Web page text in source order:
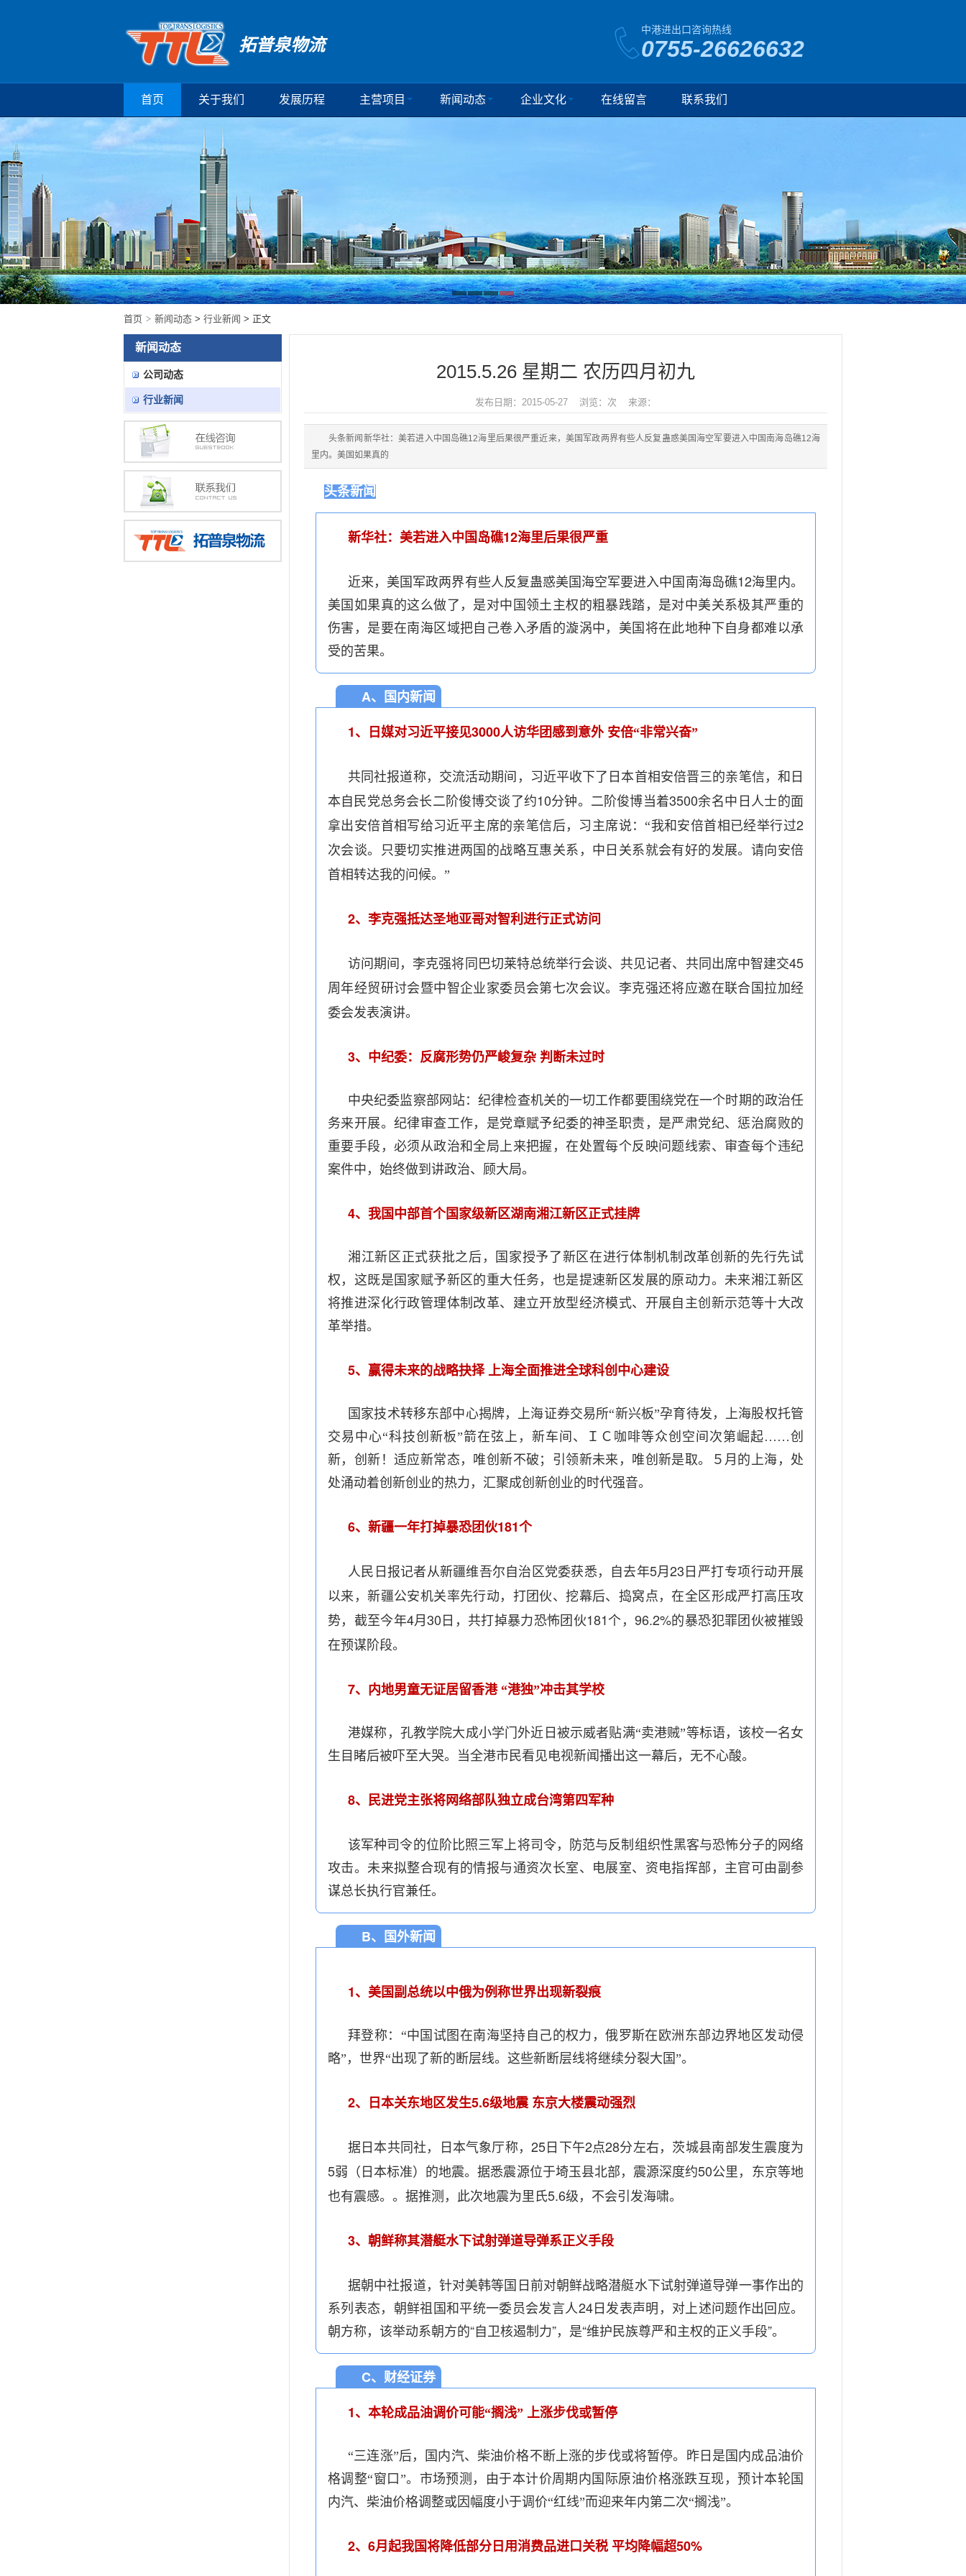
拓普泉物流
中港进出口咨询热线
0755-26626632
首页 关于我们 发展历程 主营项目 新闻动态 企业文化 在线留言 联系我们
首页 > 新闻动态 > 行业新闻 > 正文
新闻动态
公司动态
行业新闻
2015.5.26 星期二 农历四月初九
发布日期：2015-05-27 浏览： 次 来源：
头条新闻新华社：美若进入中国岛礁12海里后果很严重近来，美国军政两界有些人反复蛊惑美国海空军要进入中国南海岛礁12海
里内。美国如果真的
头条新闻
新华社：美若进入中国岛礁12海里后果很严重
近来，美国军政两界有些人反复蛊惑美国海空军要进入中国南海岛礁12海里内。
美国如果真的这么做了，是对中国领土主权的粗暴践踏，是对中美关系极其严重的
伤害，是要在南海区域把自己卷入矛盾的漩涡中，美国将在此地种下自身都难以承
受的苦果。
A、国内新闻
1 、日媒对习近平接见3000人访华团感到意外 安倍“非常兴奋”
共同社报道称，交流活动期间，习近平收下了日本首相安倍晋三的亲笔信，和日
本自民党总务会长二阶俊博交谈了约10分钟。二阶俊博当着3500余名中日人士的面
拿出安倍首相写给习近平主席的亲笔信后，习主席说：“我和安倍首相已经举行过2
次会谈。只要切实推进两国的战略互惠关系，中日关系就会有好的发展。请向安倍
首相转达我的问候。”
2、李克强抵达圣地亚哥对智利进行正式访问
访问期间，李克强将同巴切莱特总统举行会谈、共见记者、共同出席中智建交45
周年经贸研讨会暨中智企业家委员会第七次会议。李克强还将应邀在联合国拉加经
委会发表演讲。
3、中纪委：反腐形势仍严峻复杂 判断未过时
中央纪委监察部网站：纪律检查机关的一切工作都要围绕党在一个时期的政治任
务来开展。纪律审查工作，是党章赋予纪委的神圣职责，是严肃党纪、惩治腐败的
重要手段，必须从政治和全局上来把握，在处置每个反映问题线索、审查每个违纪
案件中，始终做到讲政治、顾大局。
4、我国中部首个国家级新区湖南湘江新区正式挂牌
湘江新区正式获批之后，国家授予了新区在进行体制机制改革创新的先行先试
权，这既是国家赋予新区的重大任务，也是提速新区发展的原动力。未来湘江新区
将推进深化行政管理体制改革、建立开放型经济模式、开展自主创新示范等十大改
革举措。
5、赢得未来的战略抉择 上海全面推进全球科创中心建设
国家技术转移东部中心揭牌，上海证券交易所“新兴板”孕育待发，上海股权托管
交易中心“科技创新板”箭在弦上，新车间、ＩＣ咖啡等众创空间次第崛起……创
新，创新！适应新常态，唯创新不破；引领新未来，唯创新是取。５月的上海，处
处涌动着创新创业的热力，汇聚成创新创业的时代强音。
6、新疆一年打掉暴恐团伙181个
人民日报记者从新疆维吾尔自治区党委获悉，自去年5月 23 日严打专项行动开展
以来，新疆公安机关率先行动，打团伙、挖幕后、捣窝点，在全区形成严打高压攻
势，截至今年4月 30 日，共打掉暴力恐怖团伙181个， 96.2%的暴恐犯罪团伙被摧毁
在预谋阶段。
7、内地男童无证居留香港 “港独”冲击其学校
港媒称，孔教学院大成小学门外近日被示威者贴满“卖港贼”等标语，该校一名女
生目睹后被吓至大哭。当全港市民看见电视新闻播出这一幕后，无不心酸。
8、民进党主张将网络部队独立成台湾第四军种
该军种司令的位阶比照三军上将司令，防范与反制组织性黑客与恐怖分子的网络
攻击。未来拟整合现有的情报与通资次长室、电展室、资电指挥部，主官可由副参
谋总长执行官兼任。
B、国外新闻
1 、美国副总统以中俄为例称世界出现新裂痕
拜登称：“中国试图在南海坚持自己的权力，俄罗斯在欧洲东部边界地区发动侵
略”，世界“出现了新的断层线。这些新断层线将继续分裂大国”。
2、日本关东地区发生5.6级地震 东京大楼震动强烈
据日本共同社，日本气象厅称， 25 日下午2点28分左右，茨城县南部发生震度为
5弱（日本标准）的地震。据悉震源位于埼玉县北部，震源深度约50公里，东京等地
也有震感。。据推测，此次地震为里氏5.6级，不会引发海啸。
3、朝鲜称其潜艇水下试射弹道导弹系正义手段
据朝中社报道，针对美韩等国日前对朝鲜战略潜艇水下试射弹道导弹一事作出的
系列表态，朝鲜祖国和平统一委员会发言人24日发表声明，对上述问题作出回应。
朝方称，该举动系朝方的“自卫核遏制力”，是“维护民族尊严和主权的正义手段”。
C、财经证券
1 、本轮成品油调价可能“搁浅” 上涨步伐或暂停
“三连涨”后，国内汽、柴油价格不断上涨的步伐或将暂停。昨日是国内成品油价
格调整“窗口”。市场预测，由于本计价周期内国际原油价格涨跌互现，预计本轮国
内汽、柴油价格调整或因幅度小于调价“红线”而迎来年内第二次“搁浅”。
2、 6月起我国将降低部分日用消费品进口关税 平均降幅超50%